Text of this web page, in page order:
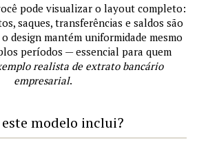
pode visualizar o layout completo:
saques, transferências e saldos são
design mantém uniformidade mesmo
períodos — essencial para quem
realista de extrato bancário
empresarial.
modelo inclui?